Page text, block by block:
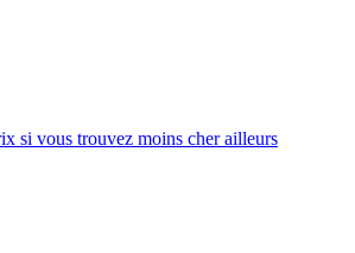
si vous trouvez moins cher ailleurs